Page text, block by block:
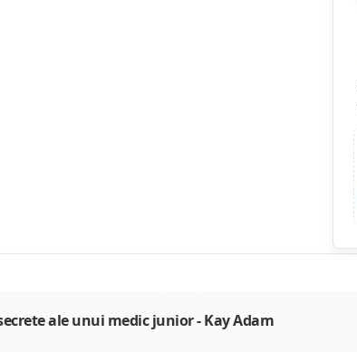
ale unui medic junior - Kay Adam